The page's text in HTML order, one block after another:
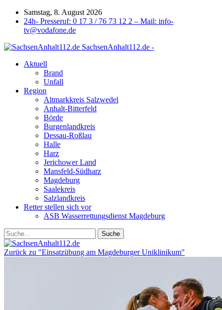
Samstag, 8. August 2026
24h- Presseruf: 0 17 3 / 76 73 12 2 – Mail: info-
tv@vodafone.de
SachsenAnhalt112.de -
Aktuell
Brand
Unfall
Region
Altmarkkreis Salzwedel
Anhalt-Bitterfeld
Börde
Burgenlandkreis
Dessau-Roßlau
Halle
Harz
Jerichower Land
Mansfeld-Südharz
Magdeburg
Saalekreis
Salzlandkreis
Retter stellen sich vor
ASB Wasserrettungsdienst Magdeburg
Zurück zu "Einsatzübung am Magdeburger Uniklinikum"